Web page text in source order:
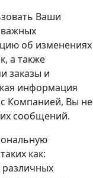
Ваши
об изменениях
а также
заказы и
информация
Компанией, Вы не
сообщений.
как:
различных